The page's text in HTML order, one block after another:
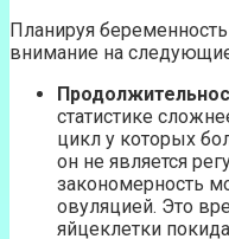
Планируя беременность
внимание на
статистике
цикл у которых
он не является
закономерность
овуляцией. Это
яйцеклетки